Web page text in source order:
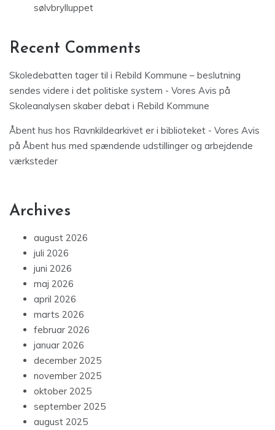
sølvbrylluppet
Recent Comments
Skoledebatten tager til i Rebild Kommune – beslutning
sendes videre i det politiske system - Vores Avis på
Skoleanalysen skaber debat i Rebild Kommune
Åbent hus hos Ravnkildearkivet er i biblioteket - Vores Avis
på Åbent hus med spændende udstillinger og arbejdende
værksteder
Archives
august 2026
juli 2026
juni 2026
maj 2026
april 2026
marts 2026
februar 2026
januar 2026
december 2025
november 2025
oktober 2025
september 2025
august 2025